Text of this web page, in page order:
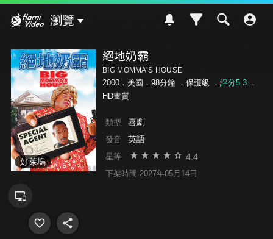
瀏覽
好萊塢
絕地奶霸
BIG MOMMA’S HOUSE
2000．美國．98分鐘 ． 保護級 ． 評分5.3．
HD畫質
類型 喜劇
發音 英語
星等 4.4
下架時間 2027年05月14日